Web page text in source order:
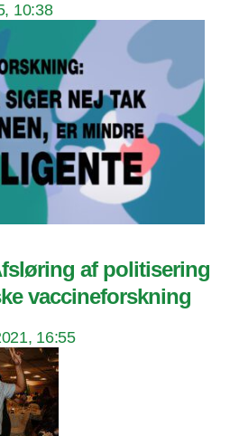
10:38
af politisering
vaccineforskning
16:55